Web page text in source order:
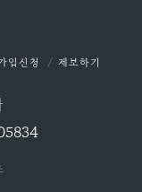
입신청 제보하기